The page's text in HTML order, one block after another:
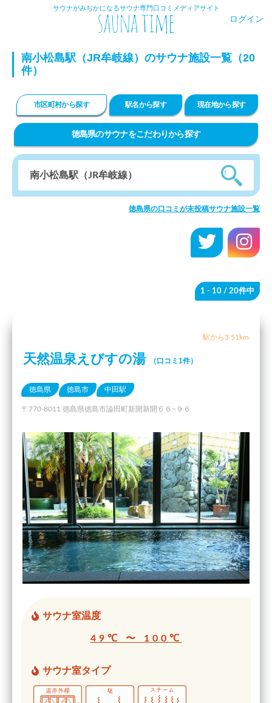
サウナがみぢかになるサウナ専門口コミメディアサイト
ログイン
南小松島駅（JR牟岐線）のサウナ施設一覧（20
件）
市区町村から探す 駅名から探す 現在地から探す
徳島県のサウナをこだわりから探す
徳島県の口コミが未投稿サウナ施設一覧
1 - 10 / 20件中
駅から3.51km
天然温泉えびすの湯 （口コミ1件）
徳島県 徳島市 中田駅
〒770-8011 徳島県徳島市論田町新開新開６６−９６
サウナ室温度
49℃ 〜 100℃
サウナ室タイプ